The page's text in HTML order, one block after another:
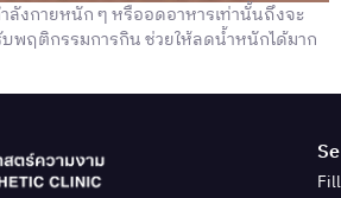
งกายหนัก ๆ หรืออดอาหารเท่านั้นถึงจะ
พฤติกรรมการกิน ช่วยให้ลดน้ำหนักได้มาก